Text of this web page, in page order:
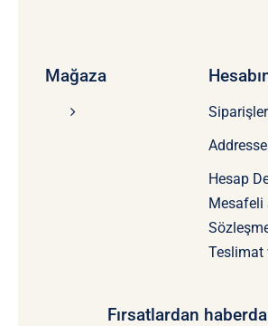
Mağaza
Hesap
Mesafeli
Teslimat
Fırsatlardan